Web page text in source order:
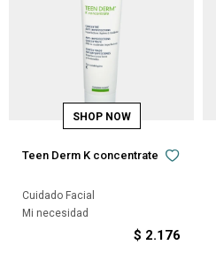
Teen Derm K concentrate
Cuidado Facial
Mi necesidad
$ 2.176